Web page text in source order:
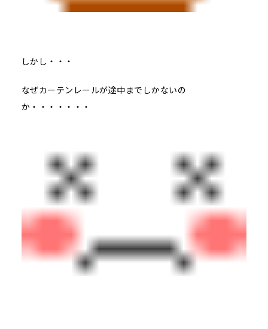
しかし・・・
なぜカーテンレールが途中までしかないの
か・・・・・・・